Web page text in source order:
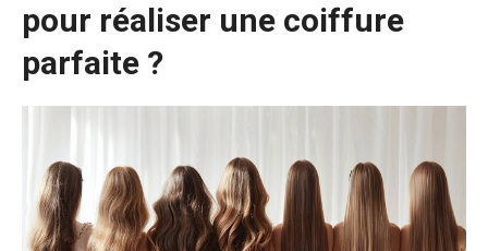
pour réaliser une coiffure
parfaite ?